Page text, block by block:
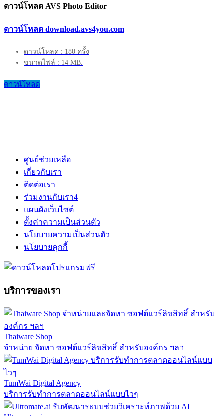
ดาวน์โหลด AVS Photo Editor
ดาวน์โหลด download.avs4you.com
ดาวน์โหลด : 180 ครั้ง
ขนาดไฟล์ : 14 MB.
ดาวน์โหลด
ศูนย์ช่วยเหลือ
เกี่ยวกับเรา
ติดต่อเรา
ร่วมงานกับเรา4
แผนผังเว็บไซต์
ตั้งค่าความเป็นส่วนตัว
นโยบายความเป็นส่วนตัว
นโยบายคุกกี้
บริการของเรา
Thaiware Shop
จำหน่าย จัดหา ซอฟต์แวร์ลิขสิทธิ์ สำหรับองค์กร ฯลฯ
TumWai Digital Agency
บริการรับทำการตลาดออนไลน์แบบไวๆ